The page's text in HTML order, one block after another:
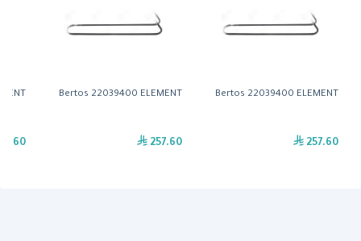
Bertos 22039400 ELEMENT
257.60
Bertos 22039400 ELEMENT
257.60